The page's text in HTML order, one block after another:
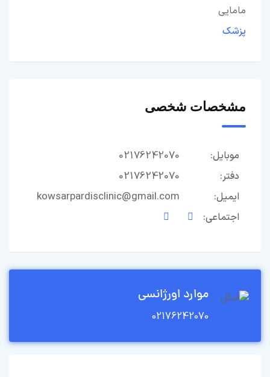
مامایی
پزشک
مشخصات شخصی
موبایل: 02176242070
دفتر: 02176242070
ایمیل: kowsarpardisclinic@gmail.com
اجتماعی:
موارد اورژانسی
02176242070